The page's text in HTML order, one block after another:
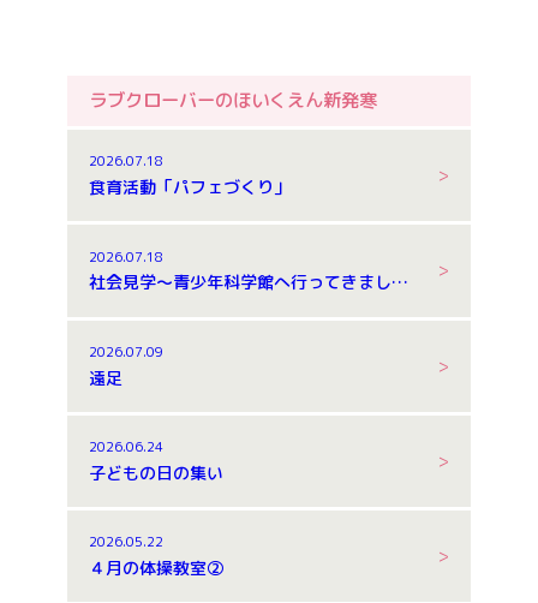
ラブクローバーのほいくえん新発寒
2026.07.18
食育活動「パフェづくり」
2026.07.18
社会見学～青少年科学館へ行ってきました～
2026.07.09
遠足
2026.06.24
子どもの日の集い
2026.05.22
４月の体操教室②